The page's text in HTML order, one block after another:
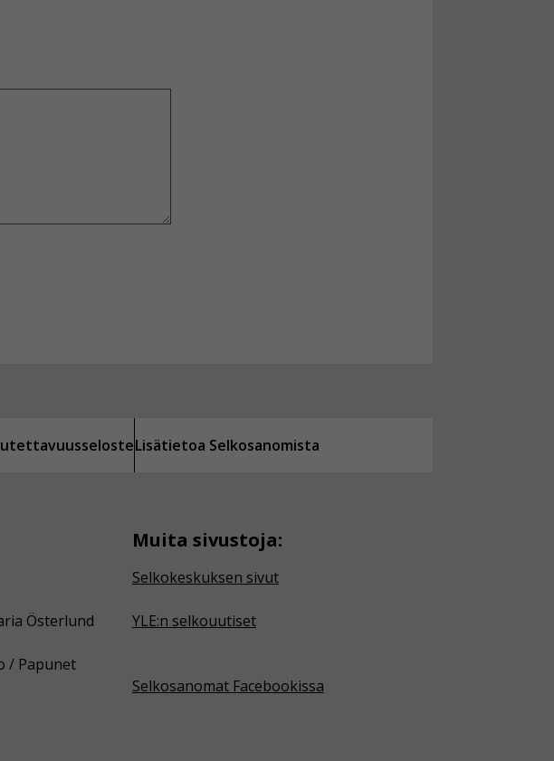
Lisätietoa Selkosanomista
Österlund
/ Papunet
Muita sivustoja:
Selkokeskuksen sivut
YLE:n selkouutiset
Selkosanomat Facebookissa